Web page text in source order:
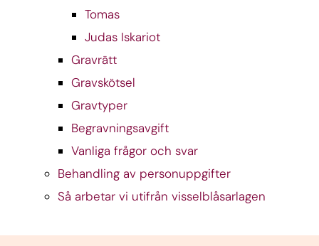
Tomas
Judas Iskariot
Gravrätt
Gravskötsel
Gravtyper
Begravningsavgift
Vanliga frågor och svar
Behandling av personuppgifter
Så arbetar vi utifrån visselblåsarlagen